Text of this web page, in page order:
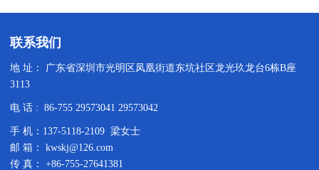
联系我们
地 址： 广东省深圳市光明区凤凰街道东坑社区龙光玖龙台6栋B座
3113
电 话 : 86-755 29573041 29573042
手 机：137-5118-2109 梁女士
邮 箱： kwskj@126.com
传 真： +86-755-27641381